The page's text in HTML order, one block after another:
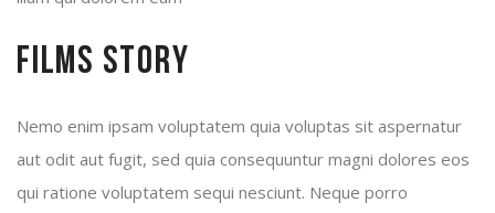
Films Story
Nemo enim ipsam voluptatem quia voluptas sit aspernatur
aut odit aut fugit, sed quia consequuntur magni dolores eos
qui ratione voluptatem sequi nesciunt. Neque porro